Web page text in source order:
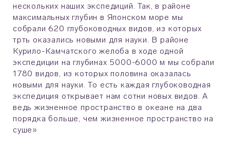
нескольких наших экспедиций. Так, в районе
максимальных глубин в Японском море мы
собрали 620 глубоководных видов, из которых
трть оказались новыми для науки. В районе
Курило-Камчатского желоба в ходе одной
экспедиции на глубинах 5000-6000 м мы собрали
1780 видов, из которых половина оказалась
новыми для науки. То есть каждая глубоководная
экспедиция открывает нам сотни новых видов. А
ведь жизненное пространство в океане на два
порядка больше, чем жизненное пространство на
суше»